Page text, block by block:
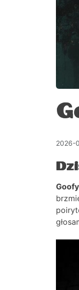
2026-